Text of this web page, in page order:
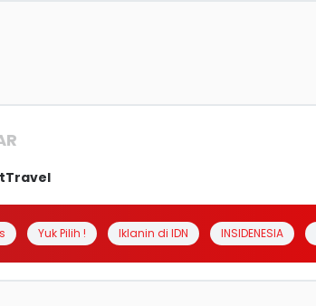
Travel
Yuk Pilih ! Iklanin di IDN INSIDENESIA